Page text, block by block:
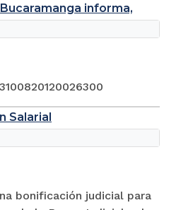
informa,
Salarial
bonificación judicial para